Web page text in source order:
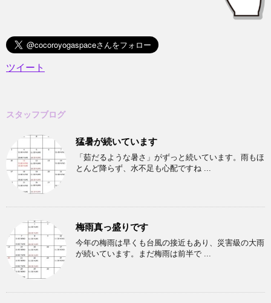
ツイート
スタッフブログ
猛暑が続いています
「茹だるような暑さ」がずっと続いています。雨もほ
とんど降らず、水不足も心配ですね ...
梅雨真っ盛りです
今年の梅雨は早くも台風の接近もあり、災害級の大雨
が続いています。まだ梅雨は前半で ...